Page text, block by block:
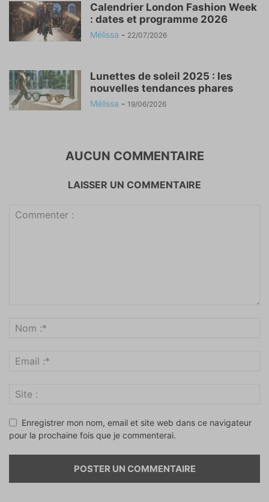
Calendrier London Fashion Week
: dates et programme 2026
Mélissa - 22/07/2026
Lunettes de soleil 2025 : les
nouvelles tendances phares
Mélissa - 19/06/2026
AUCUN COMMENTAIRE
LAISSER UN COMMENTAIRE
Enregistrer mon nom, email et site web dans ce navigateur
pour la prochaine fois que je commenterai.